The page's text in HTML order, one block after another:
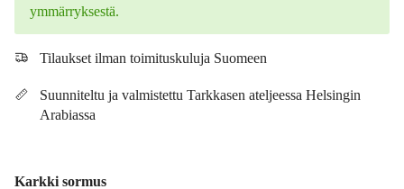
ymmärryksestä.
Tilaukset ilman toimituskuluja Suomeen
Suunniteltu ja valmistettu Tarkkasen ateljeessa Helsingin
Arabiassa
Karkki sormus